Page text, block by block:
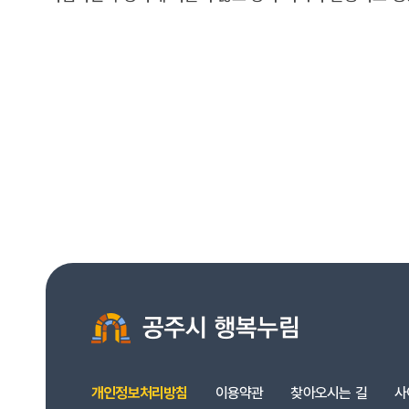
개인정보처리방침 이용약관 찾아오시는 길